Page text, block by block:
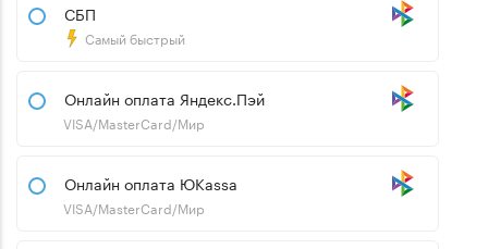
СБП
Самый быстрый
Онлайн оплата Яндекс.Пэй
VISA/MasterCard/Мир
Онлайн оплата ЮKassa
VISA/MasterCard/Мир